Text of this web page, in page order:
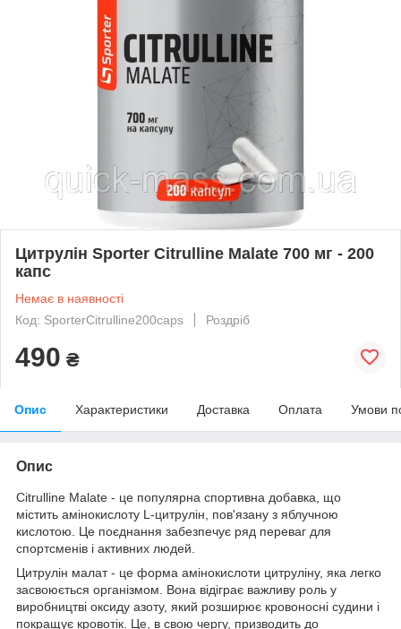
Цитрулін Sporter Citrulline Malate 700 мг - 200
капс
Немає в наявності
Код: SporterCitrulline200caps
Роздріб
490 ₴
Опис Характеристики Доставка Оплата Умови
Опис
Citrulline Malate - це популярна спортивна добавка, що
містить амінокислоту L-цитрулін, пов'язану з яблучною
кислотою. Це поєднання забезпечує ряд переваг для
спортсменів і активних людей.
Цитрулін малат - це форма амінокислоти цитруліну, яка легко
засвоюється організмом. Вона відіграє важливу роль у
виробництві оксиду азоту, який розширює кровоносні судини і
покращує кровотік. Це, в свою чергу, призводить до